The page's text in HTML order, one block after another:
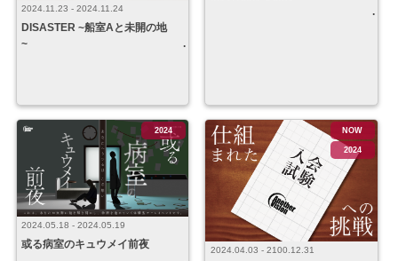
2024.11.23 - 2024.11.24
DISASTER ~船室Aと未開の地
~
2024.05.18 - 2024.05.19
或る病室のキュウメイ前夜
2024
2024.04.03 - 2100.12.31
NOW
2024